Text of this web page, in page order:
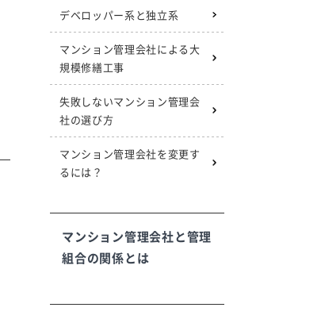
デベロッパー系と独立系
マンション管理会社による大
規模修繕工事
失敗しないマンション管理会
社の選び方
マンション管理会社を変更す
るには？
マンション管理会社と管理
組合の関係とは